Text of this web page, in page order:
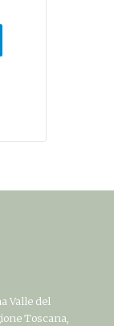
Valle del
Toscana,